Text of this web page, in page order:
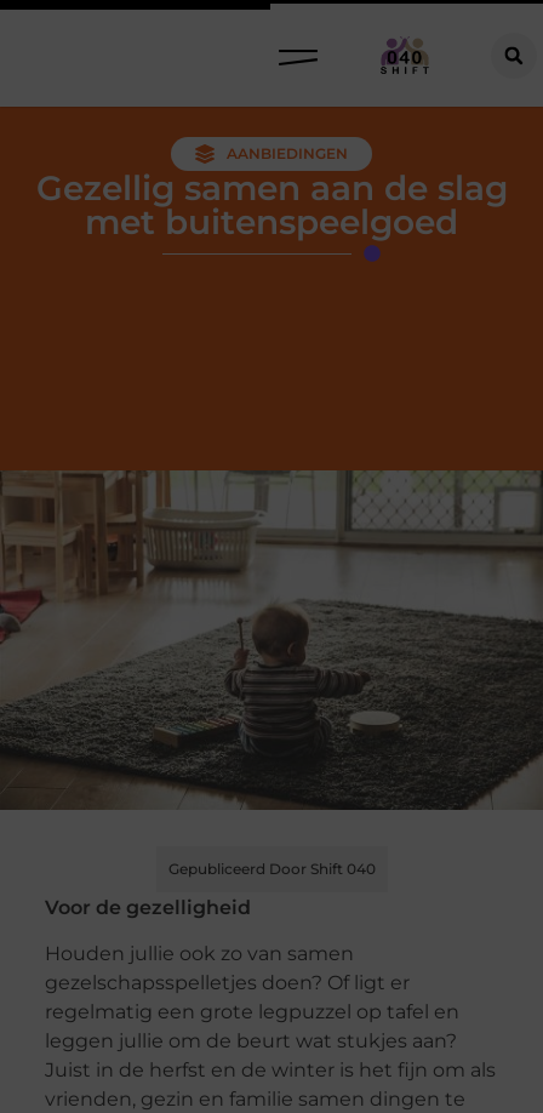
AANBIEDINGEN
Gezellig samen aan de slag
met buitenspeelgoed
Gepubliceerd Door Shift 040
Voor de gezelligheid
Houden jullie ook zo van samen
gezelschapsspelletjes doen? Of ligt er
regelmatig een grote legpuzzel op tafel en
leggen jullie om de beurt wat stukjes aan?
Juist in de herfst en de winter is het fijn om als
vrienden, gezin en familie samen dingen te